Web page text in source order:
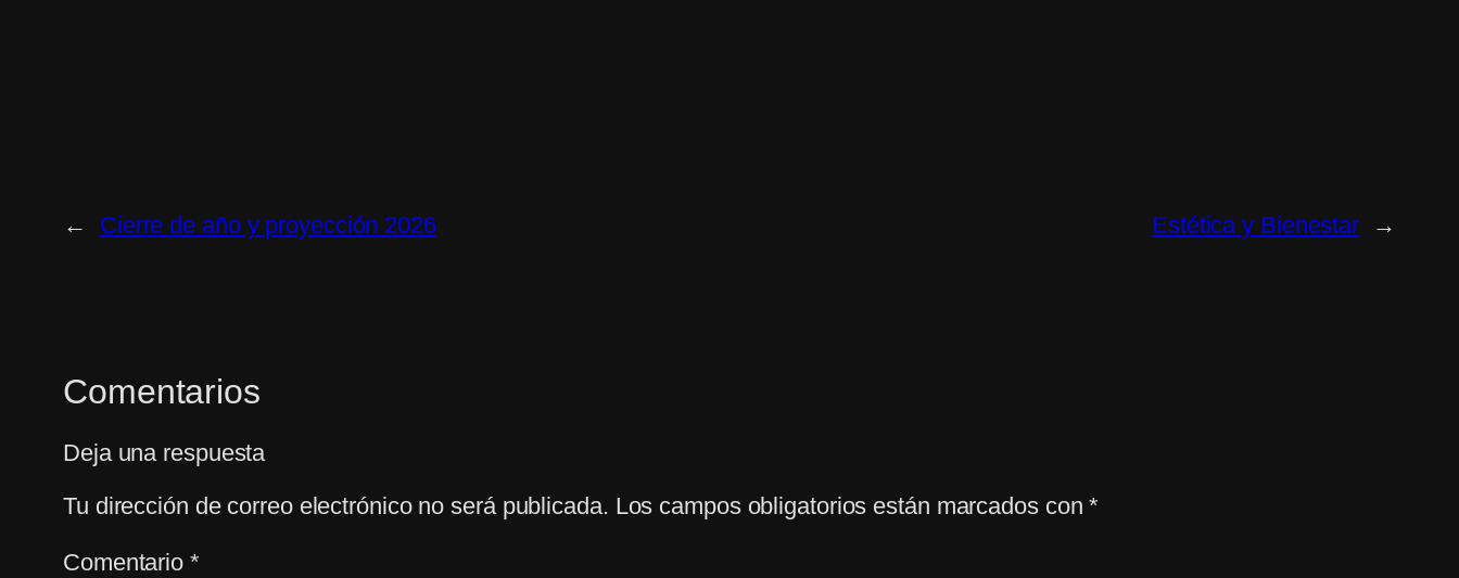
← Cierre de año y proyección 2026 Estética y Bienestar →
Comentarios
Deja una respuesta
Tu dirección de correo electrónico no será publicada. Los campos obligatorios están marcados con*
Comentario *